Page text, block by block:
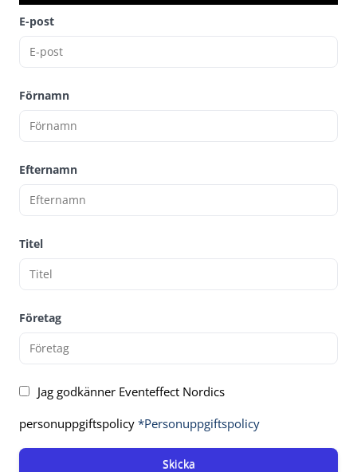
E-post
Förnamn
Efternamn
Titel
Företag
Jag godkänner Eventeffect Nordics
personuppgiftspolicy *Personuppgiftspolicy
Skicka